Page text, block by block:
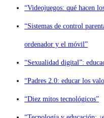
“Videojuegos: qué hacen
“Sistemas de control
ordenador y el móvil”
“Sexualidad digital”:
“Padres 2.0: educar los
“Diez mitos tecnológicos”